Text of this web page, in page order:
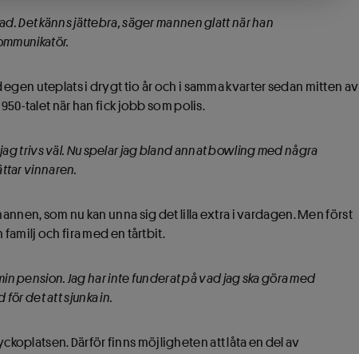
Det känns jättebra, säger mannen glatt när han
uteplats i drygt tio år och i samma kvarter sedan mitten av
talet när han fick jobb som polis.
trivs väl. Nu spelar jag bland annat bowling med några
vinnaren.
som nu kan unna sig det lilla extra i vardagen. Men först
familj och fira med en tårtbit.
pension. Jag har inte funderat på vad jag ska göra med
för det att sjunka in.
Därför finns möjligheten att låta en del av